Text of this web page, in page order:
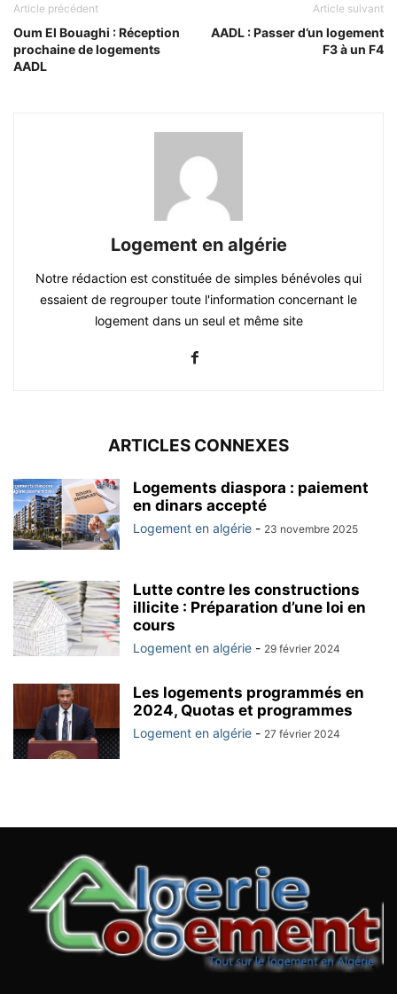
Article précédent
Oum El Bouaghi : Réception
prochaine de logements
AADL
Article suivant
AADL : Passer d’un logement
F3 à un F4
Logement en algérie
Notre rédaction est constituée de simples bénévoles qui
essaient de regrouper toute l'information concernant le
logement dans un seul et même site
ARTICLES CONNEXES
Logements diaspora : paiement
en dinars accepté
Logement en algérie - 23 novembre 2025
Lutte contre les constructions
illicite : Préparation d’une loi en
cours
Logement en algérie - 29 février 2024
Les logements programmés en
2024, Quotas et programmes
Logement en algérie - 27 février 2024